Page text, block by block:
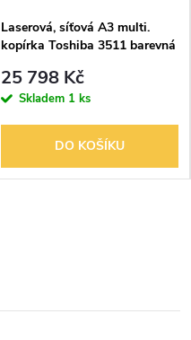
Laserová, síťová A3 multi.
kopírka Toshiba 3511 barevná
25 798 Kč
Skladem 1 ks
DO KOŠÍKU